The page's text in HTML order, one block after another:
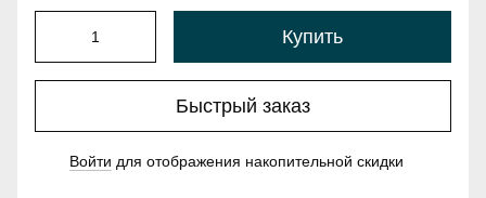
Купить
Быстрый заказ
Войти для отображения накопительной скидки